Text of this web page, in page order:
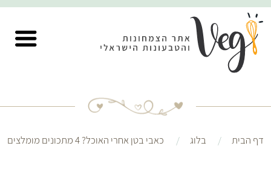
דף הבית בלוג כאבי בטן אחרי האוכל? 4 מתכונים מומלצים